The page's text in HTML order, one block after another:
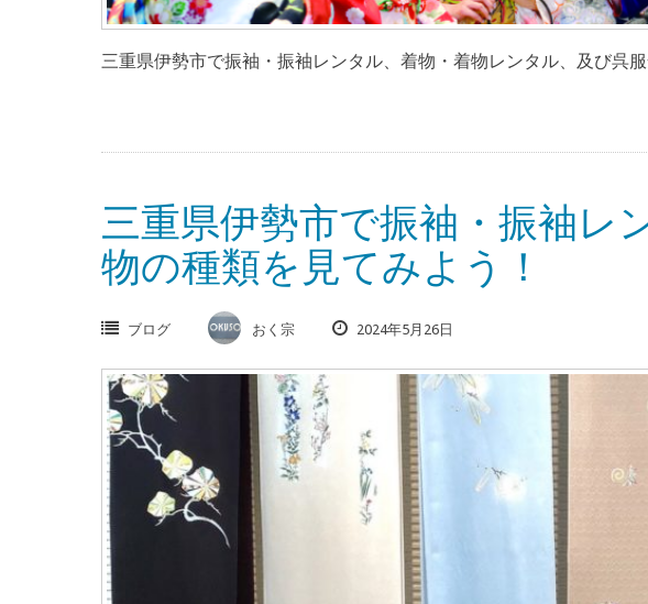
三重県伊勢市で振袖・振袖レンタル、着物・着物レンタル、及び呉
三重県伊勢市で振袖・振袖レ
物の種類を見てみよう！
ブログ おく宗 2024年5月26日